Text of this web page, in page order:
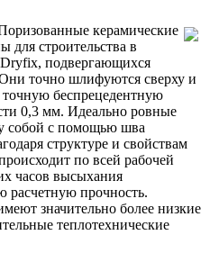
керамические
для строительства в
подвергающихся
точно шлифуются сверху и
точную беспрецедентную
0,3 мм. Идеально ровные
собой с помощью шва
структуре и свойствам
по всей рабочей
часов высыхания
расчетную прочность.
значительно более низкие
теплотехнические